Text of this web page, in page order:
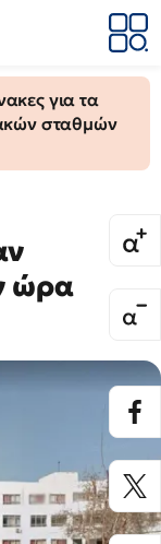
για τα
σταθμών
ώρα